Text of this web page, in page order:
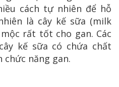
cách tự nhiên để hỗ
là cây kế sữa (milk
rất tốt cho gan. Các
kế sữa có chứa chất
năng gan.